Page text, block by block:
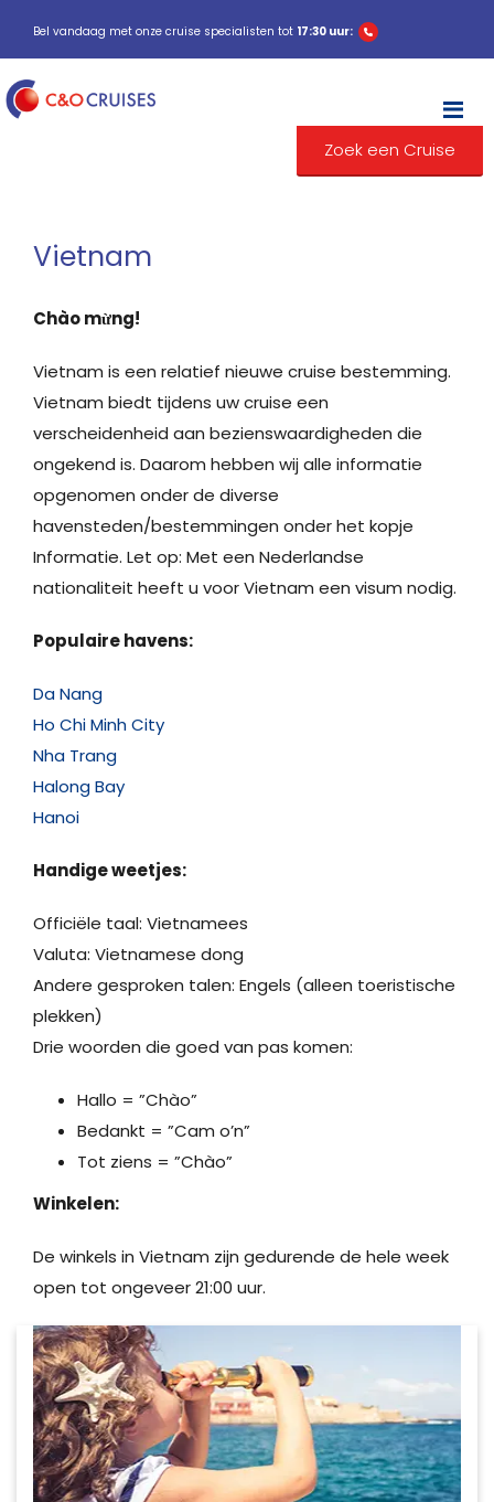
Bel vandaag met onze cruise specialisten tot 17:30 uur:
Zoek een Cruise
Vietnam
Chào mừng!
Vietnam is een relatief nieuwe cruise bestemming.
Vietnam biedt tijdens uw cruise een
verscheidenheid aan bezienswaardigheden die
ongekend is. Daarom hebben wij alle informatie
opgenomen onder de diverse
havensteden/bestemmingen onder het kopje
Informatie. Let op: Met een Nederlandse
nationaliteit heeft u voor Vietnam een visum nodig.
Populaire havens:
Da Nang
Ho Chi Minh City
Nha Trang
Halong Bay
Hanoi
Handige weetjes:
Officiële taal: Vietnamees
Valuta: Vietnamese dong
Andere gesproken talen: Engels (alleen toeristische
plekken)
Drie woorden die goed van pas komen:
Hallo = ”Chào”
Bedankt = ”Cam o’n”
Tot ziens = ”Chào”
Winkelen:
De winkels in Vietnam zijn gedurende de hele week
open tot ongeveer 21:00 uur.